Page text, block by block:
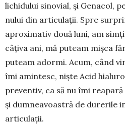
lichidului sinovial, și Ge­nacol,
nului din articulații. Spre
aproximativ două luni, am
câțiva ani, mă puteam mișca
puteam adormi. Acum, când
îmi amintesc, niște Acid
preventiv, ca să nu îmi
și dumneavoastră de durerile
articulații.